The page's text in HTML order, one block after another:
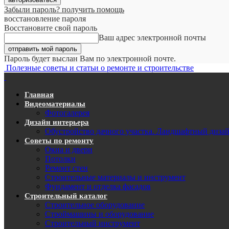
Забыли пароль? получить помощь
восстановление пароля
Восстановите свой пароль
Ваш адрес электронной почты
Пароль будет выслан Вам по электронной почте.
Полезные советы и статьи о ремонте и строительстве
Главная
Видеоматериалы
Фотогалерея
Дизайн интерьера
Обустройство дачного участка. Ландшафтный
Советы по ремонту
Окна и двери
Потолки
Ремонт стен
Строительные материалы и инструмент
Фундамент и отделка фасадов
Строительный каталог
Строительное оборудование
Строймашины и оборудование
Строительный инструмент